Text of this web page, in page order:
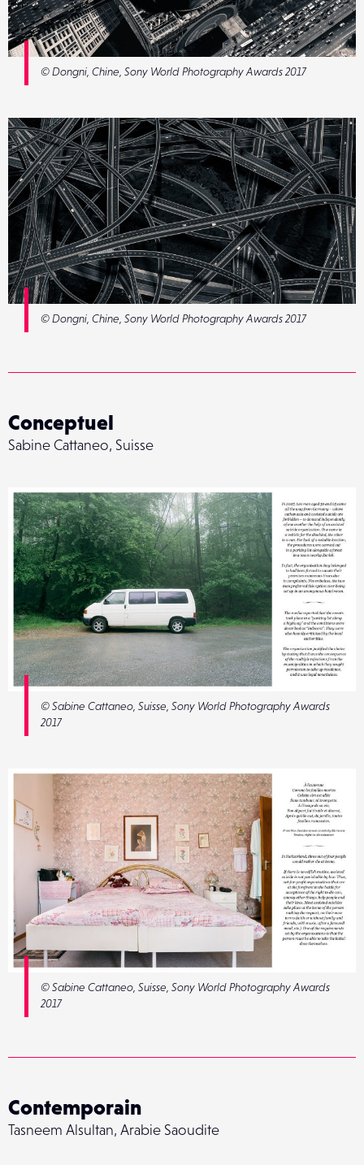
© Dongni, Chine, Sony World Photography Awards 2017
© Dongni, Chine, Sony World Photography Awards 2017
Conceptuel
Sabine Cattaneo, Suisse
© Sabine Cattaneo, Suisse, Sony World Photography Awards
2017
© Sabine Cattaneo, Suisse, Sony World Photography Awards
2017
Contemporain
Tasneem Alsultan, Arabie Saoudite